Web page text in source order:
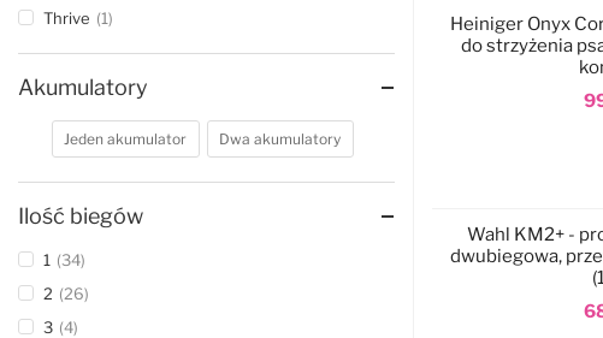
Thrive
1
Akumulatory
Jeden akumulator Dwa akumulatory
Ilość biegów
1
34
2
26
3 4
Heiniger Onyx
do strzyżenia
Wahl KM2+ -
dwubiegowa,